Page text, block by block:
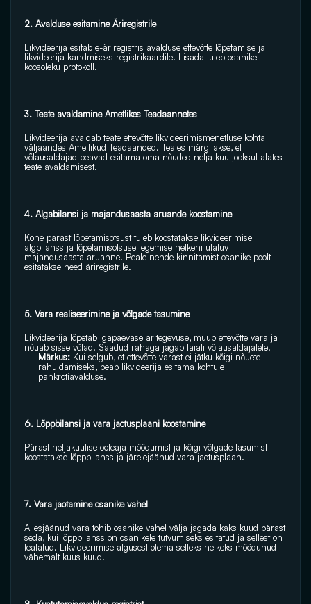
2. Avalduse esitamine Äriregistrile
Likvideerija esitab e-äriregistris avalduse ettevõtte lõpetamise ja
likvideerija kandmiseks registrikaardile. Lisada tuleb osanike
koosoleku protokoll.
3. Teate avaldamine Ametlikes Teadaannetes
Likvideerija avaldab teate ettevõtte likvideerimismenetluse kohta
väljaandes Ametlikud Teadaanded. Teates märgitakse, et
võlausaldajad peavad esitama oma nõuded nelja kuu jooksul alates
teate avaldamisest.
4. Algabilansi ja majandusaasta aruande koostamine
Kohe pärast lõpetamisotsust tuleb koostatakse likvideerimise
algbilanss ja lõpetamisotsuse tegemise hetkeni ulatuv
majandusaasta aruanne. Peale nende kinnitamist osanike poolt
esitatakse need äriregistrile.
5. Vara realiseerimine ja võlgade tasumine
Likvideerija lõpetab igapäevase äritegevuse, müüb ettevõtte vara ja
nõuab sisse võlad. Saadud rahaga jagab laiali võlausaldajatele.
Märkus: Kui selgub, et ettevõtte varast ei jätku kõigi nõuete
rahuldamiseks, peab likvideerija esitama kohtule
pankrotiavalduse.
6. Lõppbilansi ja vara jaotusplaani koostamine
Pärast neljakuulise ooteaja möödumist ja kõigi võlgade tasumist
koostatakse lõppbilanss ja järelejäänud vara jaotusplaan.
7. Vara jaotamine osanike vahel
Allesjäänud vara tohib osanike vahel välja jagada kaks kuud pärast
seda, kui lõppbilanss on osanikele tutvumiseks esitatud ja sellest on
teatatud. Likvideerimise algusest olema selleks hetkeks möödunud
vähemalt kuus kuud.